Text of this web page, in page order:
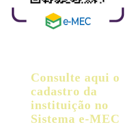
Consulte aqui o
cadastro da
instituição no
Sistema e-MEC